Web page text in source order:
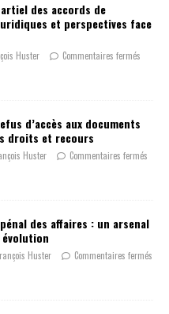
des accords de
et perspectives face
Huster Commentaires fermés
d’accès aux documents
droits et recours
Huster Commentaires fermés
des affaires : un arsenal
Huster Commentaires fermés